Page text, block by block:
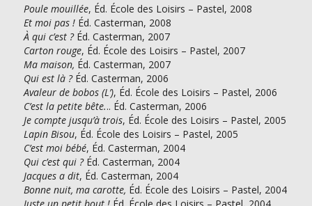
Poule mouillée, Éd. École des Loisirs – Pastel, 2008
Et moi pas !Éd. Casterman, 2008
À qui c’est ?Éd. Casterman, 2007
Carton rouge, Éd. École des Loisirs – Pastel, 2007
Ma maison, Éd. Casterman, 2007
Qui est là ?Éd. Casterman, 2006
Avaleur de bobos (L’), Éd. École des Loisirs – Pastel, 2006
C’est la petite bête... Éd. Casterman, 2006
Je compte jusqu’à trois, Éd. École des Loisirs – Pastel, 2005
Lapin Bisou, Éd. École des Loisirs – Pastel, 2005
C’est moi bébé, Éd. Casterman, 2004
Qui c’est qui ?Éd. Casterman, 2004
Jacques a dit, Éd. Casterman, 2004
Bonne nuit, ma carotte, Éd. École des Loisirs – Pastel, 2004